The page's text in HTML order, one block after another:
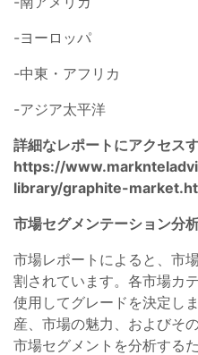
-ヨーロッパ
-中東・アフリカ
-アジア太平洋
詳細なレポートにアクセスす
https://
library/graphite-
市場セグメンテーション分
市場レポートによると、市
割されています。各市場カ
使用してグレードを決定し
産、市場の魅力、およびそ
市場セグメントを分析する